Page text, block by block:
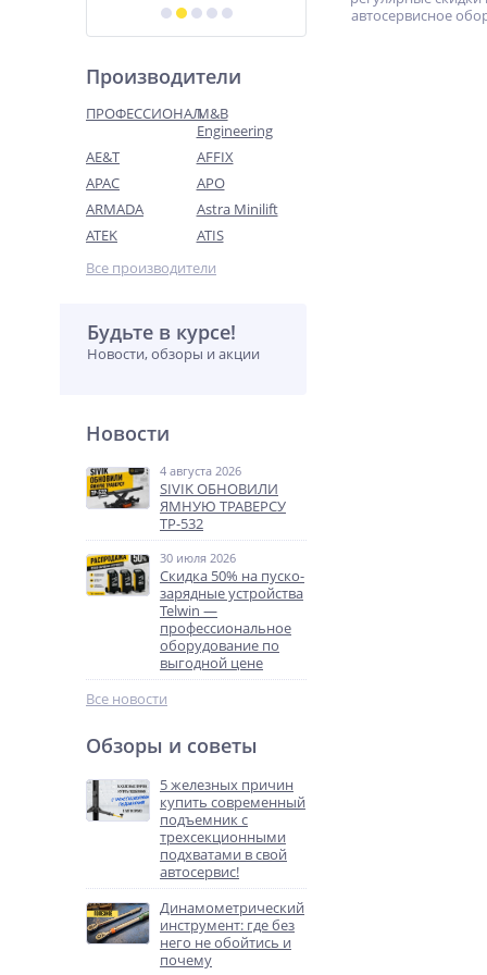
Производители
ПРОФЕССИОНАЛM&B
Engineering
AE&T
AFFIX
APAC
APO
ARMADA
Astra Minilift
ATEK
ATIS
Все производители
Будьте в курсе!
Новости, обзоры и акции
Новости
4 августа 2026
SIVIK ОБНОВИЛИ
ЯМНУЮ ТРАВЕРСУ
ТР-532
30 июля 2026
Скидка 50% на пуско-
зарядные устройства
Telwin —
профессиональное
оборудование по
выгодной цене
Все новости
Обзоры и советы
5 железных причин
купить современный
подъемник с
трехсекционными
подхватами в свой
автосервис!
Динамометрический
инструмент: где без
него не обойтись и
почему
автосервисное